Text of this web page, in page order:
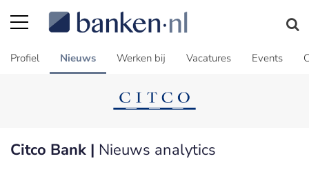
Profiel Nieuws Werken bij Vacatures Events
Citco Bank | Nieuws analytics